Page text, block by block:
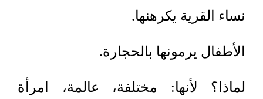
نساء القرية يكرهنها.
الأطفال يرمونها بالحجارة.
لماذا؟ لأنها: مختلفة، عالمة، امرأة